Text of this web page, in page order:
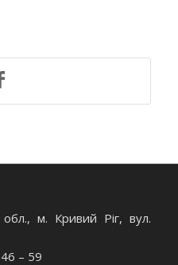
м. Кривий Ріг, вул.
– 59